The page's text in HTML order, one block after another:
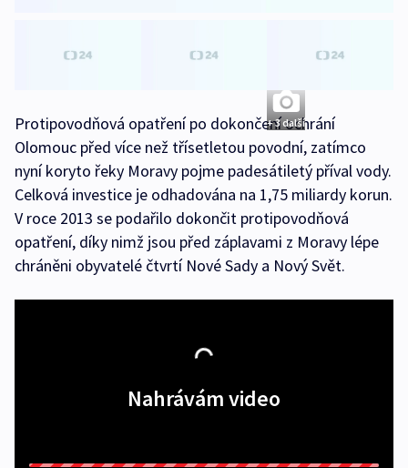
+ 3 další
Protipovodňová opatření po dokončení ochrání
Olomouc před více než třísetletou povodní, zatímco
nyní koryto řeky Moravy pojme padesátiletý příval vody.
Celková investice je odhadována na 1,75 miliardy korun.
V roce 2013 se podařilo dokončit protipovodňová
opatření, díky nimž jsou před záplavami z Moravy lépe
chráněni obyvatelé čtvrtí Nové Sady a Nový Svět.
Nahrávám video